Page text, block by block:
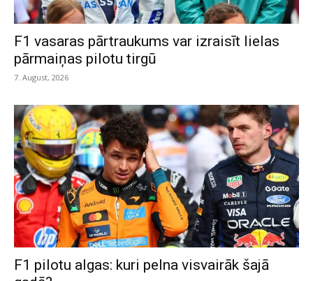
F1 vasaras pārtraukums var izraisīt lielas
pārmaiņas pilotu tirgū
7. August, 2026
F1 pilotu algas: kuri pelna visvairāk šajā